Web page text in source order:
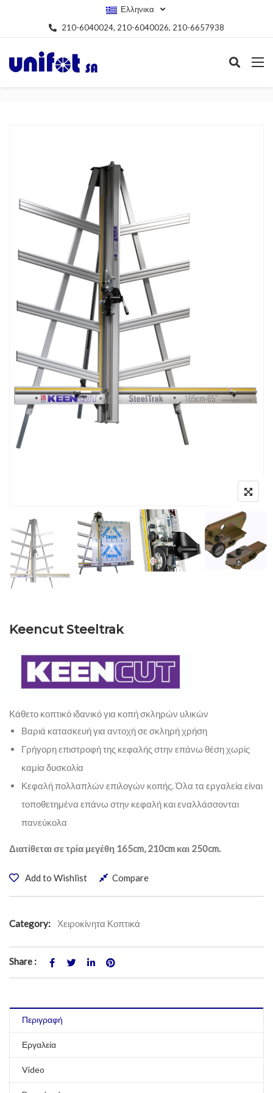
Ελληνικα
210-6040024, 210-6040026, 210-6657938
Keencut Steeltrak
Κάθετο κοπτικό ιδανικό για κοπή σκληρών υλικών
Βαριά κατασκευή για αντοχή σε σκληρή χρήση
Γρήγορη επιστροφή της κεφαλής στην επάνω θέση χωρίς
καμία δυσκολία
Κεφαλή πολλαπλών επιλογών κοπής. Όλα τα εργαλεία είναι
τοποθετημένα επάνω στην κεφαλή και εναλλάσσονται
πανεύκολα
Διατίθεται σε τρία μεγέθη 165cm, 210cm και 250cm.
Add to Wishlist Compare
Category: Χειροκίνητα Κοπτικά
Share :
Περιγραφή
Εργαλεία
Video